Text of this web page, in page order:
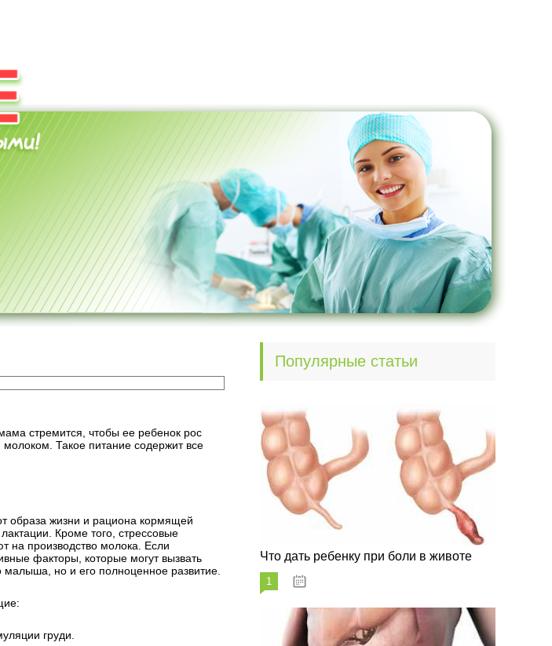
стремится, чтобы ее ребенок рос
Такое питание содержит все
образа жизни и рациона кормящей
Кроме того, стрессовые
на производство молока. Если
факторы, которые могут вызвать
малыша, но и его полноценное развитие.
груди.
Популярные статьи
Что дать ребенку при боли в животе
1